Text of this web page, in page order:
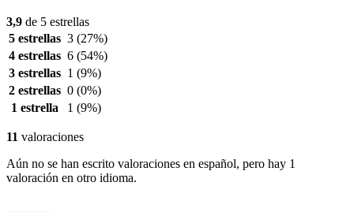
3,9 de 5 estrellas
5 estrellas 3 (27%)
4 estrellas 6 (54%)
3 estrellas 1 (9%)
2 estrellas 0 (0%)
1 estrella
1 (9%)
11 valoraciones
Aún no se han escrito valoraciones en español, pero hay 1
valoración en otro idioma.